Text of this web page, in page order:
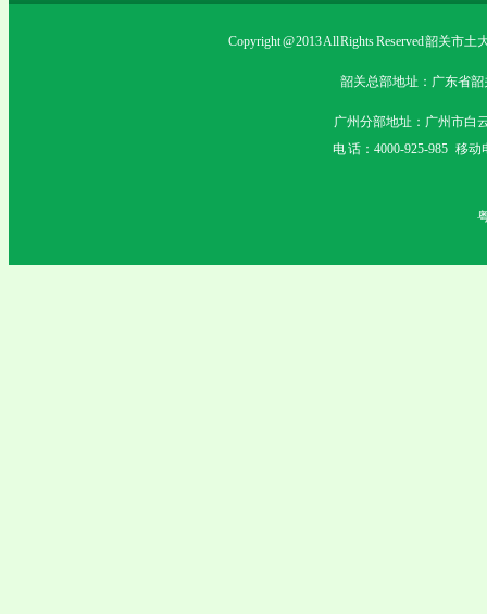
Copyright @ 2013 All Rights Reserved 韶关市
韶关总部地址：广东省韶
广州分部地址：广州市白
电 话：4000-925-985 移动